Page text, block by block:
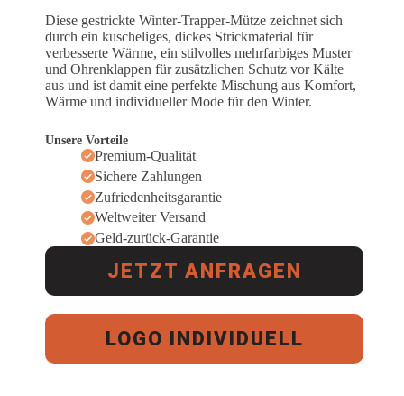
Diese gestrickte Winter-Trapper-Mütze zeichnet sich
durch ein kuscheliges, dickes Strickmaterial für
verbesserte Wärme, ein stilvolles mehrfarbiges Muster
und Ohrenklappen für zusätzlichen Schutz vor Kälte
aus und ist damit eine perfekte Mischung aus Komfort,
Wärme und individueller Mode für den Winter.
Unsere Vorteile
Premium-Qualität
Sichere Zahlungen
Zufriedenheitsgarantie
Weltweiter Versand
Geld-zurück-Garantie
JETZT ANFRAGEN
LOGO INDIVIDUELL